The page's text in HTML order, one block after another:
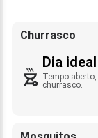
Churrasco
Dia ideal
Tempo
churrasco.